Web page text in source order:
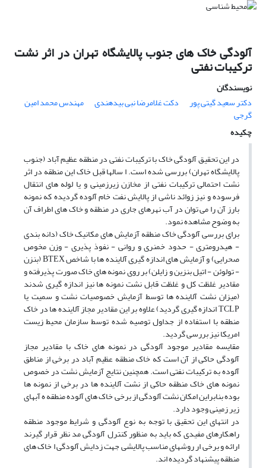
آلودگی خاک های جنوب پالایشگاه تهران در اثر نشت
ترکیبات نفتی
نویسندگان
دکتر سعید گیتی پور
دکت غلامرضا نبی بیدهندی مهندس محمد امین
گرجی
چکیده
در این تحقیق آلودگی خاک با ترکیبات نفتی در منطقه عظیم آباد (جنوب
پالایشگاه تهران) بررسی شده است. ا سالها قبل خاک این منطقه در اثر
نشت احتمالی ترکیبات نفتی از مخازن زیرزمینی و یا لوله های انتقال
فرسوده و نیز زوائد ناشی از پالایش نفت خام آلوده گردیده که نمونه
بارز آن را می توان در آب نهرهای جاری در منطقه و خاک های اطراف آن
به وضوح مشاهده نمود.
برای بررسی آلودگی خاک منطقه آزمایش های مکانیک خاک (دانه بندی
- هیدرومتری - حدود خمنری و روانی - نفوذ پذیری - وزن مخوص
صحرایی) و آزمایش های اندازه گیری آلاینده ها با شاخص BTEX (بنزن
- تولوئن - اتیل بنزین و زایلن) بر روی نمونه های خاک صورت پذیرفته و
مقادیر غلظت کل و غلظت قابل نشت نمونه ها نیز اندازه گیری شدند
(میزان نشت آلاینده ها توسط آزمایش خصوصیات نشت و سمیت یا
TCLP اندازه گیری گردید) علاوه بر این مقادیر مجاز آلاینده ها در خاک
منطقه با استفاده از جداول توصیه شده توسط سازمان محیط زیست
امریکا نیز بررسی گردید.
مقایسه مقادیر موجود آلودگی در نمونه های خاک با مقادیر مجاز
آلودگی حاکی از آن است که خاک منطقه عظیم آباد در برخی از مناطق
آلوده به ترکیبات نفتی است. همچنین نتایج آزمایش نشت در خصوص
نمونه های خاک منطقه حاکی از نشت آلاینده ها در برخی از نمونه ها
بوده بنابراین امکان نشت آلودگی از برخی خاک های آلوده منطقه ه آبهای
زیر زمینی وجود دارد.
در انتهای این تحقیق با توجه به نوع آلودگی و شرایط موجود منطقه
راهکارهای مفیدی که باید به منظور کنترل آلودگی مد نظر قرار گیرند
ارائه و برخی ار روشهای مناسب پالایشی جهت زدایش آلودگی ا خاک های
منطقه پیشنهاد گردیده اند.